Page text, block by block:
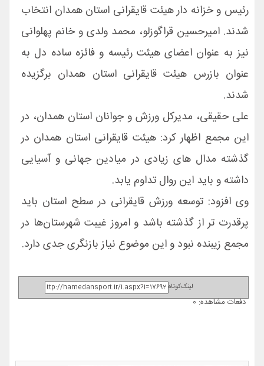
رئیس و خزانه دار هیئت قایقرانی استان همدان انتخاب
شدند. امیرحسین قراگوزلو، محمد ولدی و خانم پهلوانی
نیز به عنوان اعضای هیئت رئیسه و فائزه ساده دل به
عنوان بازرس هیئت قایقرانی استان همدان برگزیده
شدند.
علی حقیقی، مدیرکل ورزش و جوانان استان همدان، در
این مجمع اظهار کرد: هیئت قایقرانی استان همدان در
گذشته مدال های زیادی در میادین جهانی و آسیایی
داشته و باید این روال تداوم یابد.
وی افزود: توسعه ورزش قایقرانی در سطح استان باید
پرقدرت تر از گذشته باشد و امروز غیبت شهرستان‌ها در
مجمع زیبنده نبود و این موضوع نیاز بازنگری جدی دارد.
لینک‌کوتاه
دفعات مشاهده: 0